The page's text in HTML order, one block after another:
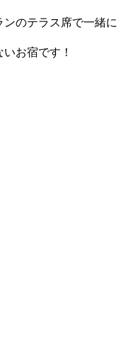
のテラス席で一緒に
お宿です！